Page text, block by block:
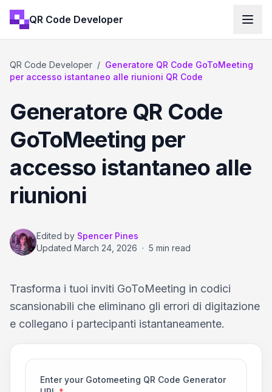
QR Code Developer
QR Code Developer / Generatore QR Code GoToMeeting
per accesso istantaneo alle riunioni QR Code
Generatore QR Code
GoToMeeting per
accesso istantaneo alle
riunioni
Edited by Spencer Pines
Updated March 24, 2026 · 5 min read
Trasforma i tuoi inviti GoToMeeting in codici
scansionabili che eliminano gli errori di digitazione
e collegano i partecipanti istantaneamente.
Enter your Gotomeeting QR Code Generator